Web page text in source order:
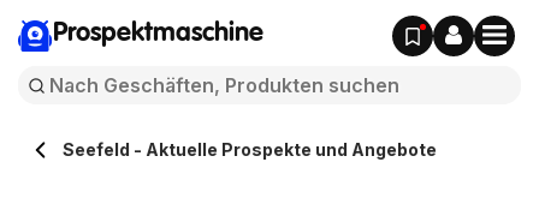
Prospektmaschine
Seefeld - Aktuelle Prospekte und Angebote